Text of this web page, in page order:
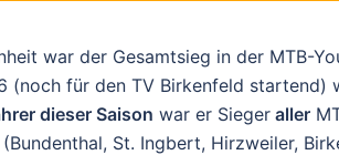
war der Gesamtsieg in der MTB-
(noch für den TV Birkenfeld
dieser Saison war er Sieger aller
St. Ingbert, Hirzweiler,